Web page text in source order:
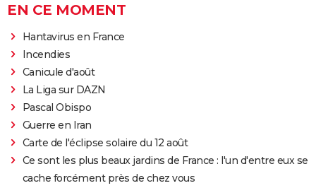
EN CE MOMENT
Hantavirus en France
Incendies
Canicule d'août
La Liga sur DAZN
Pascal Obispo
Guerre en Iran
Carte de l'éclipse solaire du 12 août
Ce sont les plus beaux jardins de France : l'un d'entre eux se
cache forcément près de chez vous